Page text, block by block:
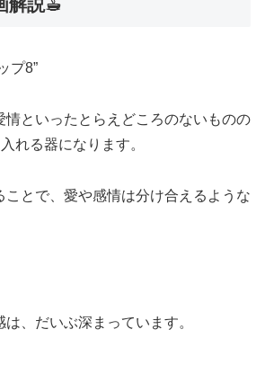
解説☕︎
プ8”
情といったとらえどころのないものの
れる器になります。
ことで、愛や感情は分け合えるような
、だいぶ深まっています。